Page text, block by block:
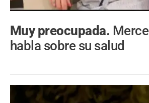
Muy preocupada.
habla sobre su salud